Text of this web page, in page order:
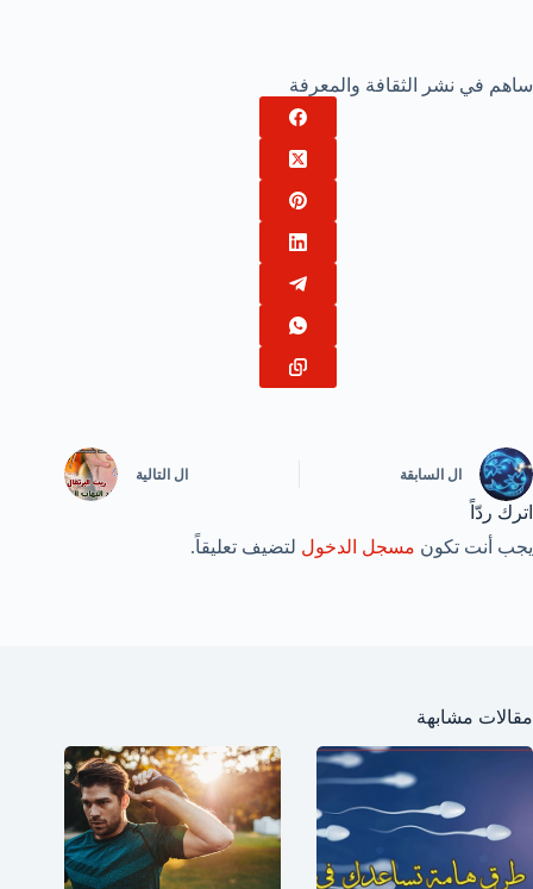
ساهم في نشر الثقافة والمعرفة
ال السابقة ال التالية
اترك ردّاً
يجب أنت تكون مسجل الدخول لتضيف تعليقاً.
مقالات مشابهة